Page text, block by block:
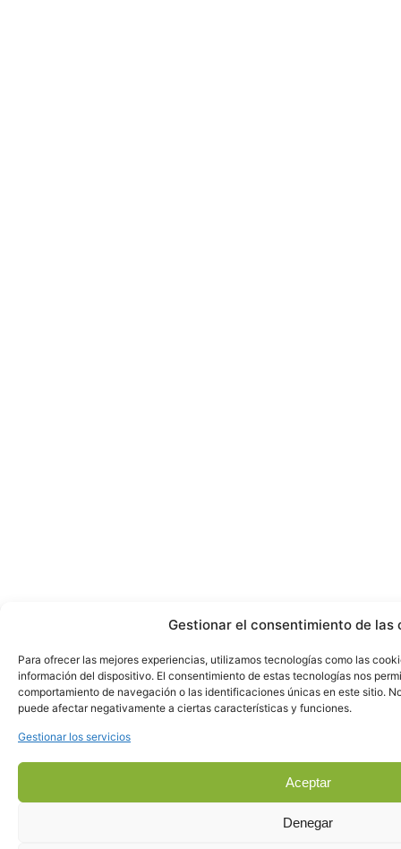
Gestionar el consentimiento de las
Para ofrecer las mejores experiencias, utilizamos tecnologías como las
información del dispositivo. El consentimiento de estas tecnologías nos
comportamiento de navegación o las identificaciones únicas en este sitio.
puede afectar negativamente a ciertas características y funciones.
Gestionar los servicios
Aceptar
Denegar